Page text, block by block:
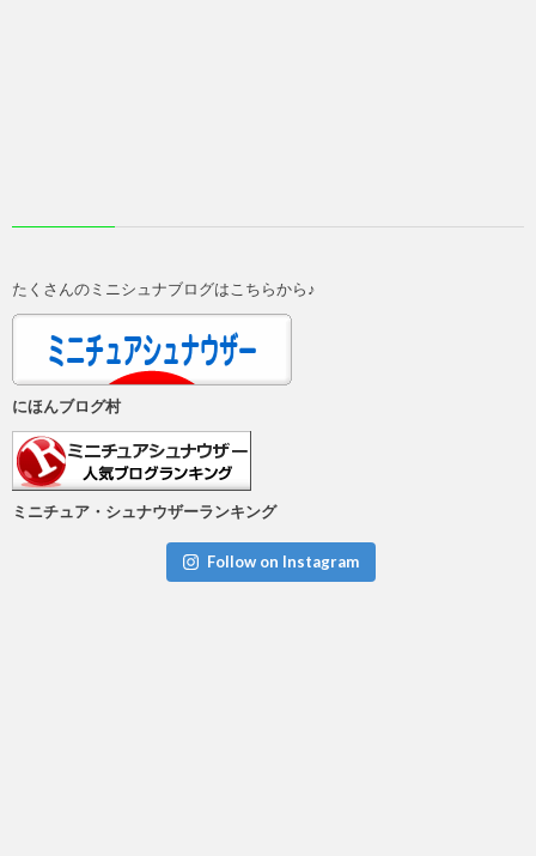
たくさんのミニシュナブログはこちらから♪
にほんブログ村
ミニチュア・シュナウザーランキング
Follow on Instagram